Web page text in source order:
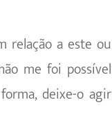
relação a este ou
me foi possível
deixe-o agir